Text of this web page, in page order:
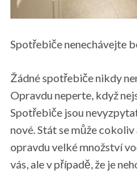
Spotřebiče nenechávejte
Žádné spotřebiče nikdy
Opravdu neperte, když
Spotřebiče jsou
nové. Stát se může
opravdu velké množství
vás, ale v případě, že je